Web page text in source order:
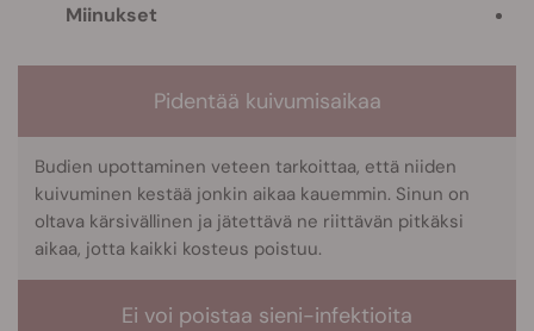
Miinukset
Pidentää kuivumisaikaa
Budien upottaminen veteen tarkoittaa, että niiden
kuivuminen kestää jonkin aikaa kauemmin. Sinun on
oltava kärsivällinen ja jätettävä ne riittävän pitkäksi
aikaa, jotta kaikki kosteus poistuu.
Ei voi poistaa sieni-infektioita